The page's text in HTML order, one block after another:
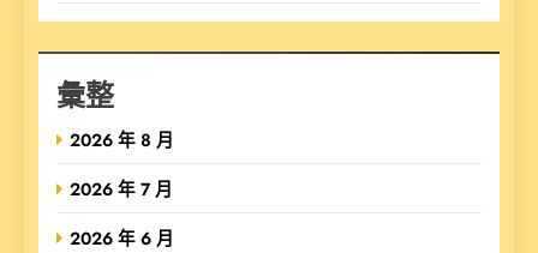
彙整
2026 年 8 月
2026 年 7 月
2026 年 6 月